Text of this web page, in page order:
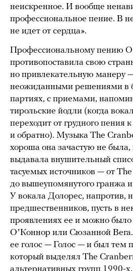
неискренное. И вообще
профессиональное пение. В
не идет от сердца».
Профессиональному пению
противопоставила свою
но привлекательную манеру
неожиданными решениями в
партиях, с приемами,
тирольские йодли (когда
переходит от грудного пения
и обратно). Музыка The
хороша она зачастую не была,
выдавала внушительный
тасуемых источников — от
до вышеупомянутого гранжа
У вокала Долорес, напротив,
предшественников, пусть в
проявлениях ее и можно
ОʼКоннор или Сюзанной
ее голос — Голос — и был тем
который выделял The